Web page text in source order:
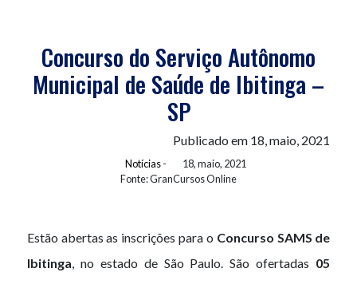
Concurso do Serviço Autônomo
Municipal de Saúde de Ibitinga –
SP
Publicado em 18, maio, 2021
Notícias-
18, maio, 2021
Fonte: GranCursos Online
Estão abertas as inscrições para o Concurso SAMS de
Ibitinga, no estado de São Paulo. São ofertadas 05